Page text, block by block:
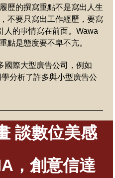
歷的撰寫重點不是寫出人生
不要只寫出工作經歷，要寫
人的事情寫在前面。Wawa
點是態度要不卑不亢。
國際大型廣告公司，例如
分析了許多與小型廣告公
談數位美感
，創意信達